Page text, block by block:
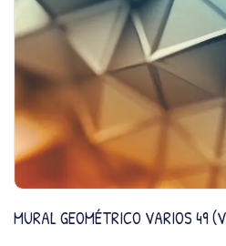
MURAL GEOMÉTRICO VARIOS 49